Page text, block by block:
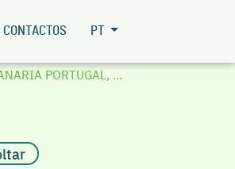
CONTACTOS PT
PORTUGAL, ...